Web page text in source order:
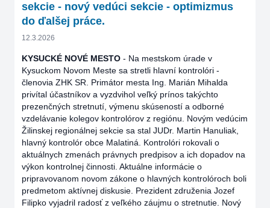
sekcie - nový vedúci sekcie - optimizmus
do ďalšej práce.
12.3.2026
KYSUCKÉ NOVÉ MESTO - Na mestskom úrade v
Kysuckom Novom Meste sa stretli hlavní kontrolóri -
členovia ZHK SR. Primátor mesta Ing. Marián Mihalda
privítal účastníkov a vyzdvihol veľký prínos takýchto
prezenčných stretnutí, výmenu skúseností a odborné
vzdelávanie kolegov kontrolórov z regiónu. Novým vedúcim
Žilinskej regionálnej sekcie sa stal JUDr. Martin Hanuliak,
hlavný kontrolór obce Malatiná. Kontrolóri rokovali o
aktuálnych zmenách právnych predpisov a ich dopadov na
výkon kontrolnej činnosti. Aktuálne informácie o
pripravovanom novom zákone o hlavných kontrolóroch boli
predmetom aktívnej diskusie. Prezident združenia Jozef
Filipko vyjadril radosť z veľkého záujmu o stretnutie. Nový